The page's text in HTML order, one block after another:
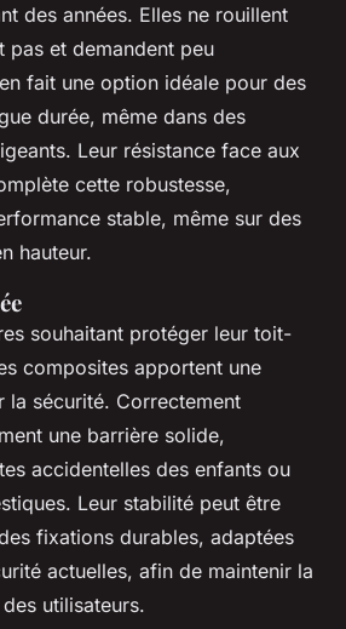
des années. Elles ne rouillent
pas et demandent peu
fait une option idéale pour des
durée, même dans des
Leur résistance face aux
cette robustesse,
stable, même sur des
hauteur.
souhaitant protéger leur toit-
composites apportent une
la sécurité. Correctement
une barrière solide,
accidentelles des enfants ou
Leur stabilité peut être
fixations durables, adaptées
actuelles, afin de maintenir la
utilisateurs.